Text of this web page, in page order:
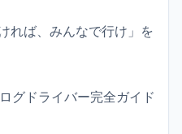
れば、みんなで行け」を
グドライバー完全ガイド